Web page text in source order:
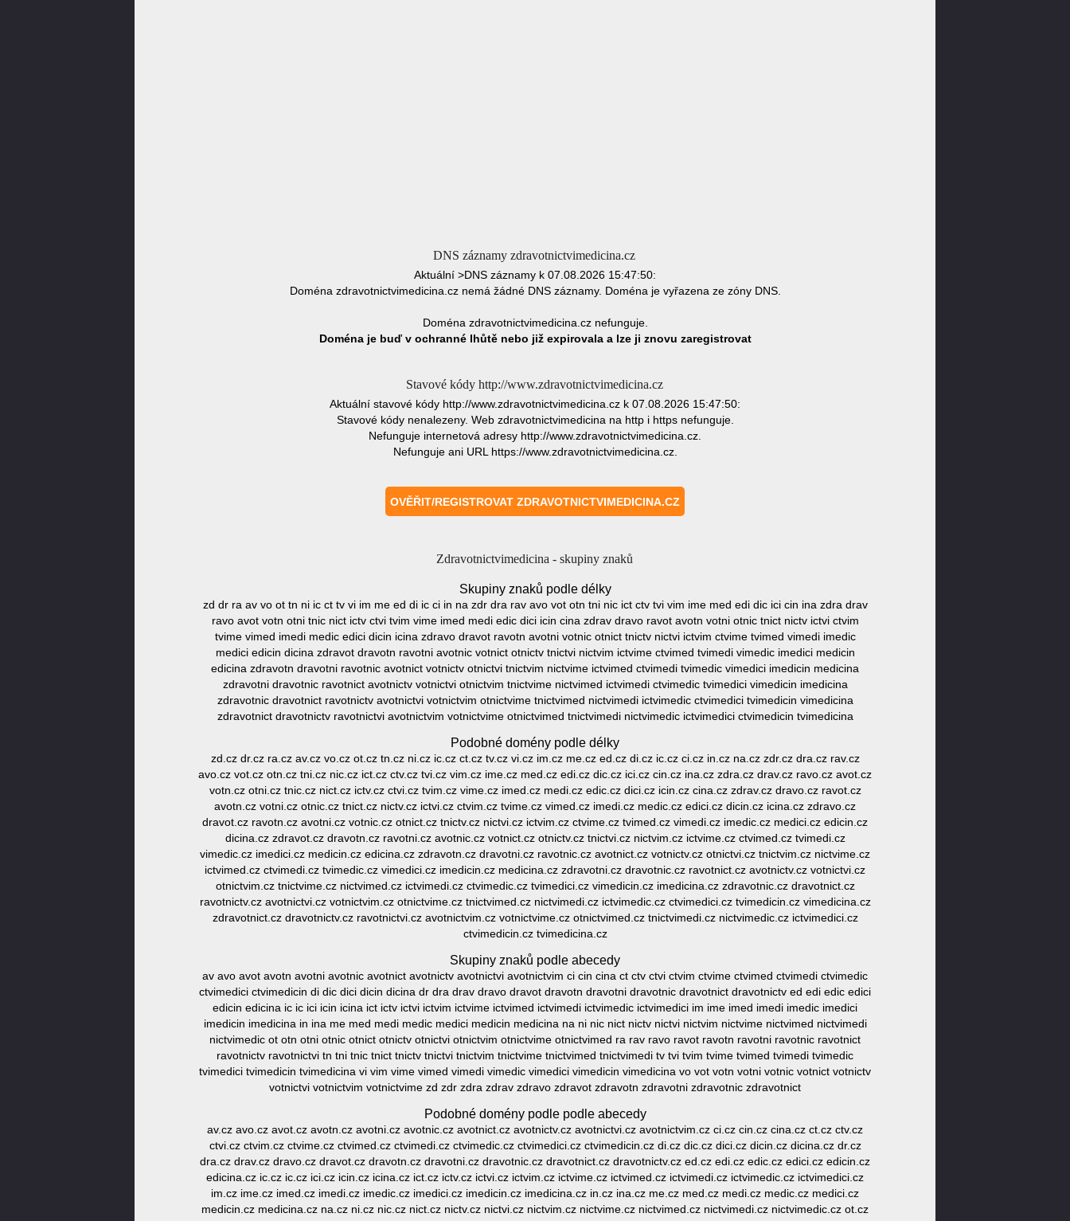
DNS záznamy zdravotnictvimedicina.cz
Aktuální >DNS záznamy k 07.08.2026 15:47:50:
Doména zdravotnictvimedicina.cz nemá žádné DNS záznamy. Doména je vyřazena ze zóny DNS.
Doména zdravotnictvimedicina.cz nefunguje.
Doména je buď v ochranné lhůtě nebo již expirovala a lze ji znovu zaregistrovat
Stavové kódy http://www.zdravotnictvimedicina.cz
Aktuální stavové kódy http://www.zdravotnictvimedicina.cz k 07.08.2026 15:47:50:
Stavové kódy nenalezeny. Web zdravotnictvimedicina na http i https nefunguje.
Nefunguje internetová adresy http://www.zdravotnictvimedicina.cz.
Nefunguje ani URL https://www.zdravotnictvimedicina.cz.
Zdravotnictvimedicina - skupiny znaků
Skupiny znaků podle délky
zd dr ra av vo ot tn ni ic ct tv vi im me ed di ic ci in na zdr dra rav avo vot otn tni nic ict ctv tvi vim ime med edi dic ici cin ina zdra drav
ravo avot votn otni tnic nict ictv ctvi tvim vime imed medi edic dici icin cina zdrav dravo ravot avotn votni otnic tnict nictv ictvi ctvim
tvime vimed imedi medic edici dicin icina zdravo dravot ravotn avotni votnic otnict tnictv nictvi ictvim ctvime tvimed vimedi imedic
medici edicin dicina zdravot dravotn ravotni avotnic votnict otnictv tnictvi nictvim ictvime ctvimed tvimedi vimedic imedici medicin
edicina zdravotn dravotni ravotnic avotnict votnictv otnictvi tnictvim nictvime ictvimed ctvimedi tvimedic vimedici imedicin medicina
zdravotni dravotnic ravotnict avotnictv votnictvi otnictvim tnictvime nictvimed ictvimedi ctvimedic tvimedici vimedicin imedicina
zdravotnic dravotnict ravotnictv avotnictvi votnictvim otnictvime tnictvimed nictvimedi ictvimedic ctvimedici tvimedicin vimedicina
zdravotnict dravotnictv ravotnictvi avotnictvim votnictvime otnictvimed tnictvimedi nictvimedic ictvimedici ctvimedicin tvimedicina
Podobné domény podle délky
zd.cz dr.cz ra.cz av.cz vo.cz ot.cz tn.cz ni.cz ic.cz ct.cz tv.cz vi.cz im.cz me.cz ed.cz di.cz ic.cz ci.cz in.cz na.cz zdr.cz dra.cz rav.cz
avo.cz vot.cz otn.cz tni.cz nic.cz ict.cz ctv.cz tvi.cz vim.cz ime.cz med.cz edi.cz dic.cz ici.cz cin.cz ina.cz zdra.cz drav.cz ravo.cz avot.cz
votn.cz otni.cz tnic.cz nict.cz ictv.cz ctvi.cz tvim.cz vime.cz imed.cz medi.cz edic.cz dici.cz icin.cz cina.cz zdrav.cz dravo.cz ravot.cz
avotn.cz votni.cz otnic.cz tnict.cz nictv.cz ictvi.cz ctvim.cz tvime.cz vimed.cz imedi.cz medic.cz edici.cz dicin.cz icina.cz zdravo.cz
dravot.cz ravotn.cz avotni.cz votnic.cz otnict.cz tnictv.cz nictvi.cz ictvim.cz ctvime.cz tvimed.cz vimedi.cz imedic.cz medici.cz edicin.cz
dicina.cz zdravot.cz dravotn.cz ravotni.cz avotnic.cz votnict.cz otnictv.cz tnictvi.cz nictvim.cz ictvime.cz ctvimed.cz tvimedi.cz
vimedic.cz imedici.cz medicin.cz edicina.cz zdravotn.cz dravotni.cz ravotnic.cz avotnict.cz votnictv.cz otnictvi.cz tnictvim.cz nictvime.cz
ictvimed.cz ctvimedi.cz tvimedic.cz vimedici.cz imedicin.cz medicina.cz zdravotni.cz dravotnic.cz ravotnict.cz avotnictv.cz votnictvi.cz
otnictvim.cz tnictvime.cz nictvimed.cz ictvimedi.cz ctvimedic.cz tvimedici.cz vimedicin.cz imedicina.cz zdravotnic.cz dravotnict.cz
ravotnictv.cz avotnictvi.cz votnictvim.cz otnictvime.cz tnictvimed.cz nictvimedi.cz ictvimedic.cz ctvimedici.cz tvimedicin.cz vimedicina.cz
zdravotnict.cz dravotnictv.cz ravotnictvi.cz avotnictvim.cz votnictvime.cz otnictvimed.cz tnictvimedi.cz nictvimedic.cz ictvimedici.cz
ctvimedicin.cz tvimedicina.cz
Skupiny znaků podle abecedy
av avo avot avotn avotni avotnic avotnict avotnictv avotnictvi avotnictvim ci cin cina ct ctv ctvi ctvim ctvime ctvimed ctvimedi ctvimedic
ctvimedici ctvimedicin di dic dici dicin dicina dr dra drav dravo dravot dravotn dravotni dravotnic dravotnict dravotnictv ed edi edic edici
edicin edicina ic ic ici icin icina ict ictv ictvi ictvim ictvime ictvimed ictvimedi ictvimedic ictvimedici im ime imed imedi imedic imedici
imedicin imedicina in ina me med medi medic medici medicin medicina na ni nic nict nictv nictvi nictvim nictvime nictvimed nictvimedi
nictvimedic ot otn otni otnic otnict otnictv otnictvi otnictvim otnictvime otnictvimed ra rav ravo ravot ravotn ravotni ravotnic ravotnict
ravotnictv ravotnictvi tn tni tnic tnict tnictv tnictvi tnictvim tnictvime tnictvimed tnictvimedi tv tvi tvim tvime tvimed tvimedi tvimedic
tvimedici tvimedicin tvimedicina vi vim vime vimed vimedi vimedic vimedici vimedicin vimedicina vo vot votn votni votnic votnict votnictv
votnictvi votnictvim votnictvime zd zdr zdra zdrav zdravo zdravot zdravotn zdravotni zdravotnic zdravotnict
Podobné domény podle podle abecedy
av.cz avo.cz avot.cz avotn.cz avotni.cz avotnic.cz avotnict.cz avotnictv.cz avotnictvi.cz avotnictvim.cz ci.cz cin.cz cina.cz ct.cz ctv.cz
ctvi.cz ctvim.cz ctvime.cz ctvimed.cz ctvimedi.cz ctvimedic.cz ctvimedici.cz ctvimedicin.cz di.cz dic.cz dici.cz dicin.cz dicina.cz dr.cz
dra.cz drav.cz dravo.cz dravot.cz dravotn.cz dravotni.cz dravotnic.cz dravotnict.cz dravotnictv.cz ed.cz edi.cz edic.cz edici.cz edicin.cz
edicina.cz ic.cz ic.cz ici.cz icin.cz icina.cz ict.cz ictv.cz ictvi.cz ictvim.cz ictvime.cz ictvimed.cz ictvimedi.cz ictvimedic.cz ictvimedici.cz
im.cz ime.cz imed.cz imedi.cz imedic.cz imedici.cz imedicin.cz imedicina.cz in.cz ina.cz me.cz med.cz medi.cz medic.cz medici.cz
medicin.cz medicina.cz na.cz ni.cz nic.cz nict.cz nictv.cz nictvi.cz nictvim.cz nictvime.cz nictvimed.cz nictvimedi.cz nictvimedic.cz ot.cz